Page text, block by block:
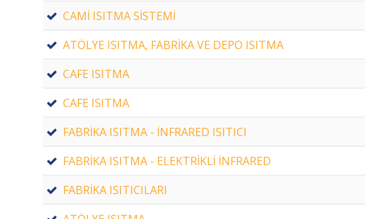
CAMİ ISITMA SİSTEMİ
ATÖLYE ISITMA, FABRİKA VE DEPO ISITMA
CAFE ISITMA
CAFE ISITMA
FABRİKA ISITMA - İNFRARED ISITICI
FABRİKA ISITMA - ELEKTRİKLİ İNFRARED
FABRİKA ISITICILARI